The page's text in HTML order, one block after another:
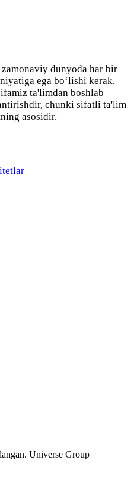
dunyoda har bir
ega bo‘lishi kerak,
ta'limdan boshlab
chunki sifatli ta'lim
asosidir.
Universe Group